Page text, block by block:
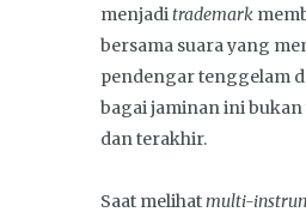
menjaditrademark
bersama suara yang
pendengar tenggelam
bagai jaminan ini
dan terakhir.
Saat melihatmulti-